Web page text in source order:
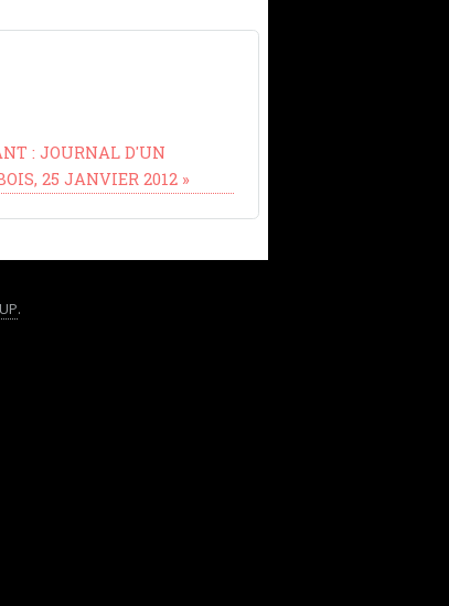
:JOURNAL D'UN
25 JANVIER 2012 »
.